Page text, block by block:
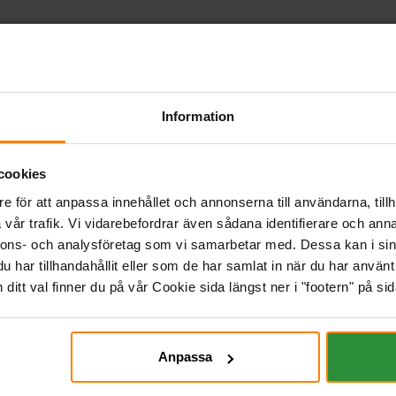
Information
för att anpassa innehållet och annonserna till användarna,
trafik. Vi vidarebefordrar även sådana identifierare och
och analysföretag som vi samarbetar med. Dessa kan i
har tillhandahållit eller som de har samlat in när du har
ditt val finner du på vår Cookie sida längst ner i "footern" på
Anpassa